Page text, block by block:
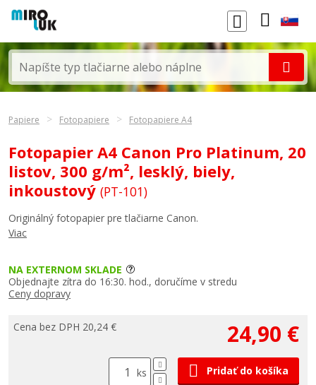
Papiere Fotopapiere Fotopapiere A4
Fotopapier A4 Canon Pro Platinum, 20
listov, 300 g/m², lesklý, biely,
inkoustový (PT-101)
Originálný fotopapier pre tlačiarne Canon.
Viac
NA EXTERNOM SKLADE
Objednajte zítra do 16:30. hod., doručíme v stredu
Ceny dopravy
Cena bez DPH 20,24 € 24,90 €
ks Pridať do košíka